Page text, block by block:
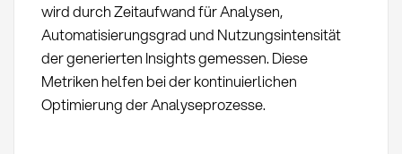
wird durch Zeitaufwand für Analysen,
Automatisierungsgrad und Nutzungsintensität
der generierten Insights gemessen. Diese
Metriken helfen bei der kontinuierlichen
Optimierung der Analyseprozesse.